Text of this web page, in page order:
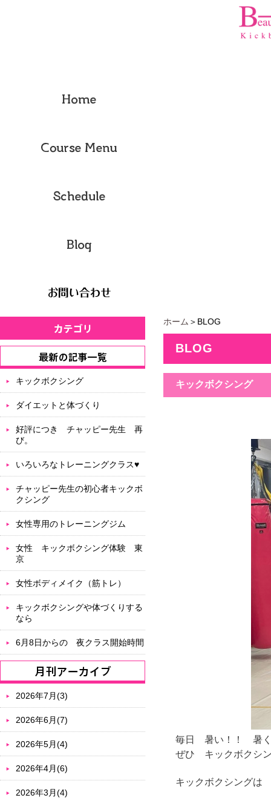
ホーム ＞BLOG
BLOG
キックボクシング
毎日 暑い！！ 暑く
ぜひ キックボクシ
キックボクシングは
キックボクシング
ダイエットと体づくり
好評につき チャッピー先生 再
び。
いろいろなトレーニングクラス♥
チャッピー先生の初心者キックボ
クシング
女性専用のトレーニングジム
女性 キックボクシング体験 東
京
女性ボディメイク（筋トレ）
キックボクシングや体づくりする
なら
6月8日からの 夜クラス開始時間
2026年7月(3)
2026年6月(7)
2026年5月(4)
2026年4月(6)
2026年3月(4)